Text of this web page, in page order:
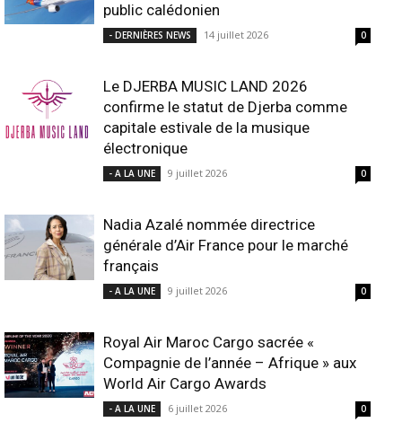
public calédonien
- DERNIÈRES NEWS 14 juillet 2026 0
Le DJERBA MUSIC LAND 2026
confirme le statut de Djerba comme
capitale estivale de la musique
électronique
- A LA UNE 9 juillet 2026 0
Nadia Azalé nommée directrice
générale d’Air France pour le marché
français
- A LA UNE 9 juillet 2026 0
Royal Air Maroc Cargo sacrée «
Compagnie de l’année – Afrique » aux
World Air Cargo Awards
- A LA UNE 6 juillet 2026 0